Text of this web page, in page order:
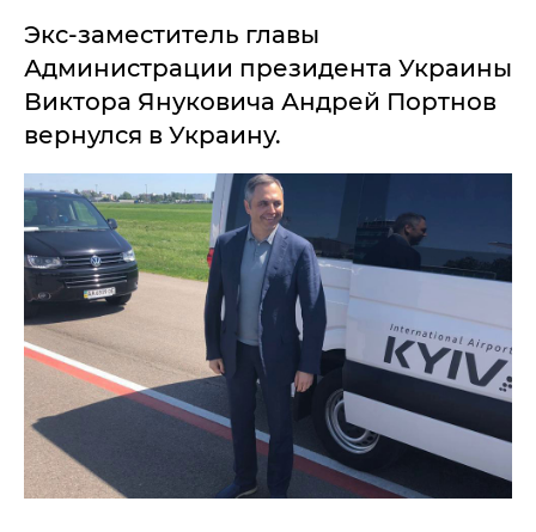
Экс-заместитель главы
Администрации президента Украины
Виктора Януковича Андрей Портнов
вернулся в Украину.